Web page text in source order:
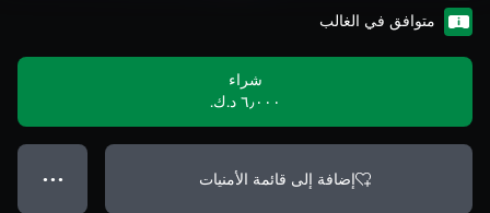
متوافق في الغالب
شراء
٦٫٠٠٠ د.ك.‏
إضافة إلى قائمة الأمنيات ● ● ●